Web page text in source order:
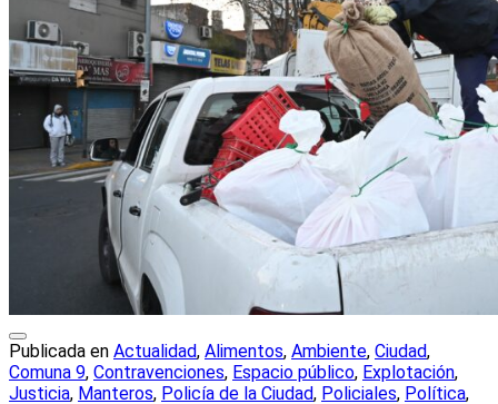
Publicada en Actualidad, Alimentos, Ambiente, Ciudad,
Comuna 9, Contravenciones, Espacio público, Explotación,
Justicia, Manteros, Policía de la Ciudad, Policiales, Política,